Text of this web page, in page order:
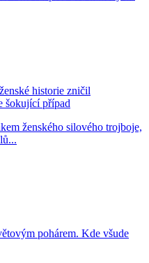
historie zničil
šokující případ
ženského silového trojboje,
pohárem. Kde všude